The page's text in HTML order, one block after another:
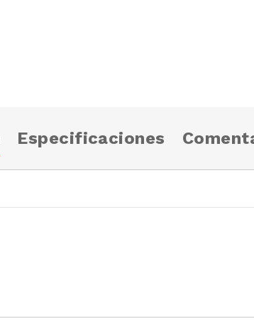
Especificaciones